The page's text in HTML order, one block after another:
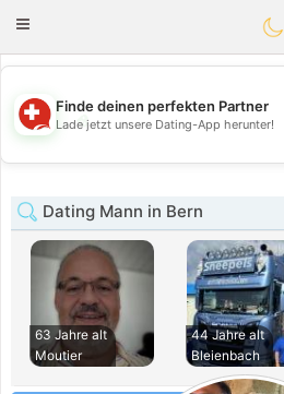
Suissi
Toggle
💖
💕
Finde deinen perfekten Partner
Lade jetzt unsere Dating-App herunter!
Dating Mann in Bern
63 Jahre alt
Moutier
44 Jahre alt
Bleienbach